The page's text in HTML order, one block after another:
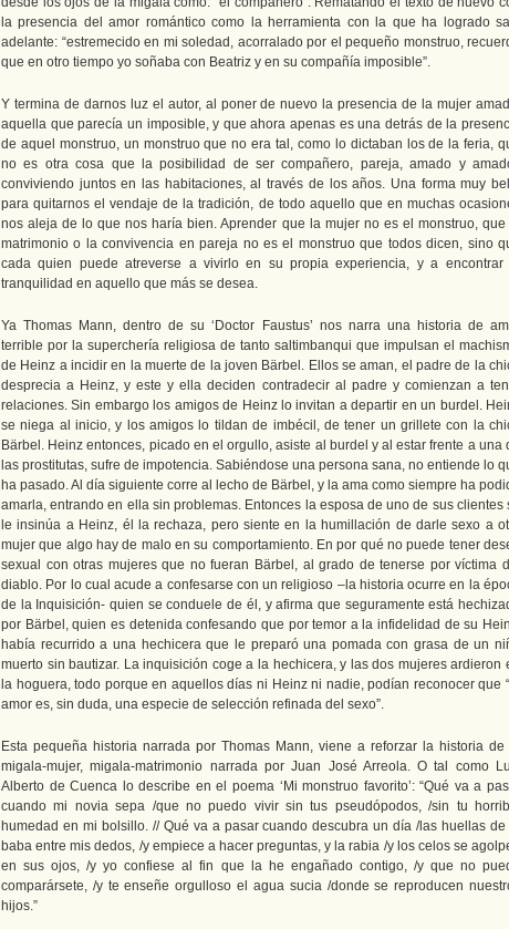
la presencia del amor romántico como la herramienta con la que ha logrado
adelante: “estremecido en mi soledad, acorralado por el pequeño monstruo,
que en otro tiempo yo soñaba con Beatriz y en su compañía imposible”.
Y termina de darnos luz el autor, al poner de nuevo la presencia de la mujer
aquella que parecía un imposible, y que ahora apenas es una detrás de la
de aquel monstruo, un monstruo que no era tal, como lo dictaban los de la feria,
no es otra cosa que la posibilidad de ser compañero, pareja, amado y
conviviendo juntos en las habitaciones, al través de los años. Una forma muy
para quitarnos el vendaje de la tradición, de todo aquello que en muchas
nos aleja de lo que nos haría bien. Aprender que la mujer no es el monstruo, que
matrimonio o la convivencia en pareja no es el monstruo que todos dicen, sino
cada quien puede atreverse a vivirlo en su propia experiencia, y a encontrar
tranquilidad en aquello que más se desea.
Ya Thomas Mann, dentro de su ‘Doctor Faustus’ nos narra una historia de
terrible por la superchería religiosa de tanto saltimbanqui que impulsan el
de Heinz a incidir en la muerte de la joven Bärbel. Ellos se aman, el padre de la
desprecia a Heinz, y este y ella deciden contradecir al padre y comienzan a
relaciones. Sin embargo los amigos de Heinz lo invitan a departir en un burdel.
se niega al inicio, y los amigos lo tildan de imbécil, de tener un grillete con la
Bärbel. Heinz entonces, picado en el orgullo, asiste al burdel y al estar frente a una
las prostitutas, sufre de impotencia. Sabiéndose una persona sana, no entiende lo
ha pasado. Al día siguiente corre al lecho de Bärbel, y la ama como siempre ha
amarla, entrando en ella sin problemas. Entonces la esposa de uno de sus clientes
le insinúa a Heinz, él la rechaza, pero siente en la humillación de darle sexo a
mujer que algo hay de malo en su comportamiento. En por qué no puede tener
sexual con otras mujeres que no fueran Bärbel, al grado de tenerse por víctima
diablo. Por lo cual acude a confesarse con un religioso –la historia ocurre en la
de la Inquisición- quien se conduele de él, y afirma que seguramente está
por Bärbel, quien es detenida confesando que por temor a la infidelidad de su
había recurrido a una hechicera que le preparó una pomada con grasa de un
muerto sin bautizar. La inquisición coge a la hechicera, y las dos mujeres ardieron
la hoguera, todo porque en aquellos días ni Heinz ni nadie, podían reconocer que
amor es, sin duda, una especie de selección refinada del sexo”.
Esta pequeña historia narrada por Thomas Mann, viene a reforzar la historia de
migala-mujer, migala-matrimonio narrada por Juan José Arreola. O tal como
Alberto de Cuenca lo describe en el poema ‘Mi monstruo favorito’: “Qué va a
cuando mi novia sepa /que no puedo vivir sin tus pseudópodos, /sin tu
humedad en mi bolsillo. // Qué va a pasar cuando descubra un día /las huellas de
baba entre mis dedos, /y empiece a hacer preguntas, y la rabia /y los celos se
en sus ojos, /y yo confiese al fin que la he engañado contigo, /y que no
comparársete, /y te enseñe orgulloso el agua sucia /donde se reproducen
hijos.”